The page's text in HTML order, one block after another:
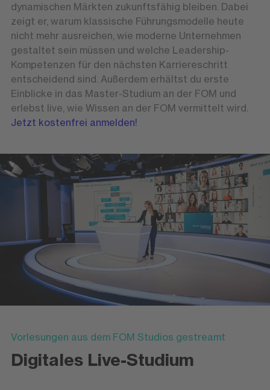
dynamischen Märkten zukunftsfähig bleiben. Dabei
zeigt er, warum klassische Führungsmodelle heute
nicht mehr ausreichen, wie moderne Unternehmen
gestaltet sein müssen und welche Leadership-
Kompetenzen für den nächsten Karriereschritt
entscheidend sind. Außerdem erhältst du erste
Einblicke in das Master-Studium an der FOM und
erlebst live, wie Wissen an der FOM vermittelt wird.
Jetzt kostenfrei anmelden!
Vorlesungen aus dem FOM Studios gestreamt
Digitales Live-Studium